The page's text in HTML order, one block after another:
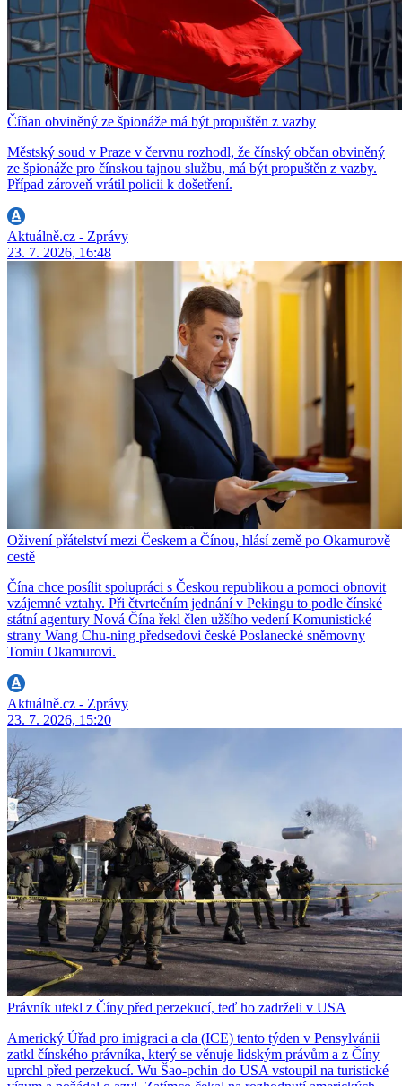
Číňan obviněný ze špionáže má být propuštěn z vazby
Městský soud v Praze v červnu rozhodl, že čínský občan obviněný
ze špionáže pro čínskou tajnou službu, má být propuštěn z vazby.
Případ zároveň vrátil policii k došetření.
Aktuálně.cz - Zprávy
23. 7. 2026, 16:48
Oživení přátelství mezi Českem a Čínou, hlásí země po Okamurově
cestě
Čína chce posílit spolupráci s Českou republikou a pomoci obnovit
vzájemné vztahy. Při čtvrtečním jednání v Pekingu to podle čínské
státní agentury Nová Čína řekl člen užšího vedení Komunistické
strany Wang Chu-ning předsedovi české Poslanecké sněmovny
Tomiu Okamurovi.
Aktuálně.cz - Zprávy
23. 7. 2026, 15:20
Právník utekl z Číny před perzekucí, teď ho zadrželi v USA
Americký Úřad pro imigraci a cla (ICE) tento týden v Pensylvánii
zatkl čínského právníka, který se věnuje lidským právům a z Číny
uprchl před perzekucí. Wu Šao-pchin do USA vstoupil na turistické